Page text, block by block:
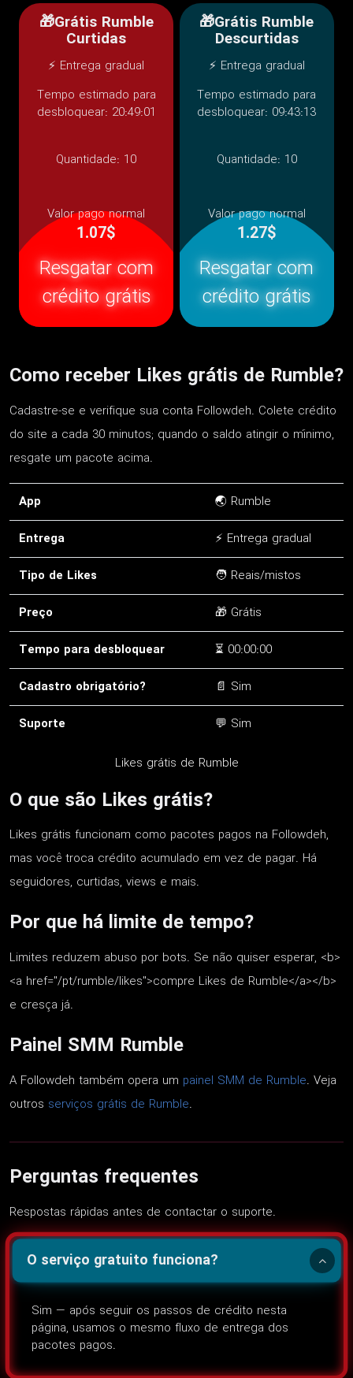
🎁Grátis Rumble
Curtidas
⚡ Entrega gradual
Tempo estimado para
desbloquear: 20:49:01
Quantidade: 10
Valor pago normal
1.07$
Resgatar com
crédito grátis
🎁Grátis Rumble
Descurtidas
⚡ Entrega gradual
Tempo estimado para
desbloquear: 09:43:13
Quantidade: 10
Valor pago normal
1.27$
Resgatar com
crédito grátis
Como receber Likes grátis de Rumble?
Cadastre-se e verifique sua conta Followdeh. Colete crédito
do site a cada 30 minutos; quando o saldo atingir o mínimo,
resgate um pacote acima.
App
🌏 Rumble
Entrega
⚡ Entrega gradual
Tipo de Likes
🧑 Reais/mistos
Preço
🎁 Grátis
Tempo para desbloquear
⏳ 00:00:00
Cadastro obrigatório?
📄 Sim
Suporte
💬 Sim
Likes grátis de Rumble
O que são Likes grátis?
Likes grátis funcionam como pacotes pagos na Followdeh,
mas você troca crédito acumulado em vez de pagar. Há
seguidores, curtidas, views e mais.
Por que há limite de tempo?
Limites reduzem abuso por bots. Se não quiser esperar, <b>
<a href="/pt/rumble/likes">compre Likes de Rumble</a></b>
e cresça já.
Painel SMM Rumble
A Followdeh também opera um painel SMM de Rumble. Veja
outros serviços grátis de Rumble.
Perguntas frequentes
Respostas rápidas antes de contactar o suporte.
O serviço gratuito funciona?
Sim — após seguir os passos de crédito nesta
página, usamos o mesmo fluxo de entrega dos
pacotes pagos.